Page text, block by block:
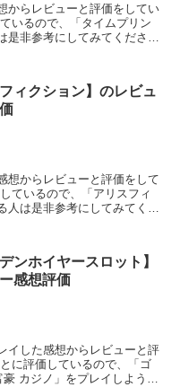
からレビューと評価をしてい
いるので、「タイムプリン
是非参考にしてみてくださ
フィクション】のレビュ
想からレビューと評価をして
ているので、「アリスフィ
は是非参考にしてみてくだ
ンホイヤースロット】
感想評価
イした感想からレビューと評
に評価しているので、「ゴ
カジノ」をプレイしようと